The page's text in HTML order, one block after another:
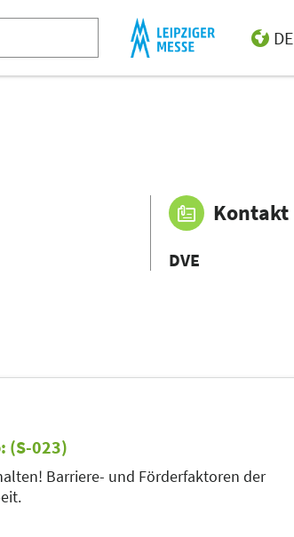
DE
Kontakt
DVE
(S-023)
Barriere- und Förderfaktoren der